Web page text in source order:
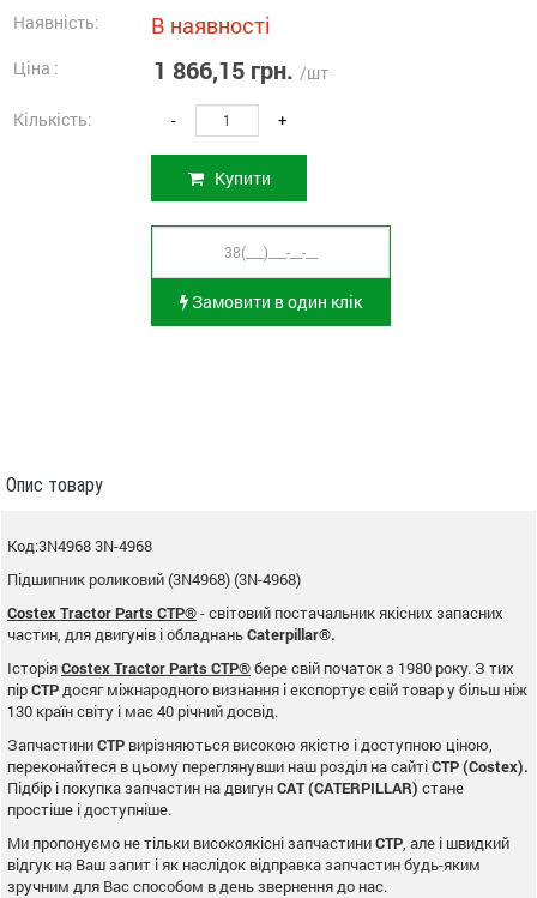
Наявність: В наявності
Ціна : 1 866,15 грн. /шт
Кількість: - +
Купити
Замовити в один клік
Опис товару
Код:3N4968 3N-4968
Підшипник роликовий (3N4968) (3N-4968)
Costex Tractor Parts CTP®- світовий постачальник якісних запасних
частин, для двигунів і обладнаньCaterpillar®.
ІсторіяCostex Tractor Parts CTP®бере свій початок з 1980 року. З тих
пірCTP досяг міжнародного визнання і експортує свій товар у більш ніж
130 країн світу і має 40 річний досвід.
ЗапчастиниCTP вирізняються високою якістю і доступною ціною,
переконайтеся в цьому переглянувши наш розділ на сайтіCTP (Costex).
Підбір і покупка запчастин на двигунCAT (CATERPILLAR) стане
простіше і доступніше.
Ми пропонуємо не тільки високоякісні запчастиниCTP , але і швидкий
відгук на Ваш запит і як наслідок відправка запчастин будь-яким
зручним для Вас способом в день звернення до нас.